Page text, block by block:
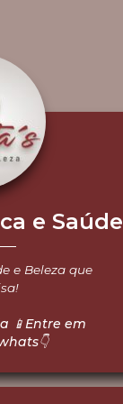
e Saúde
e Beleza que
📱Entre em